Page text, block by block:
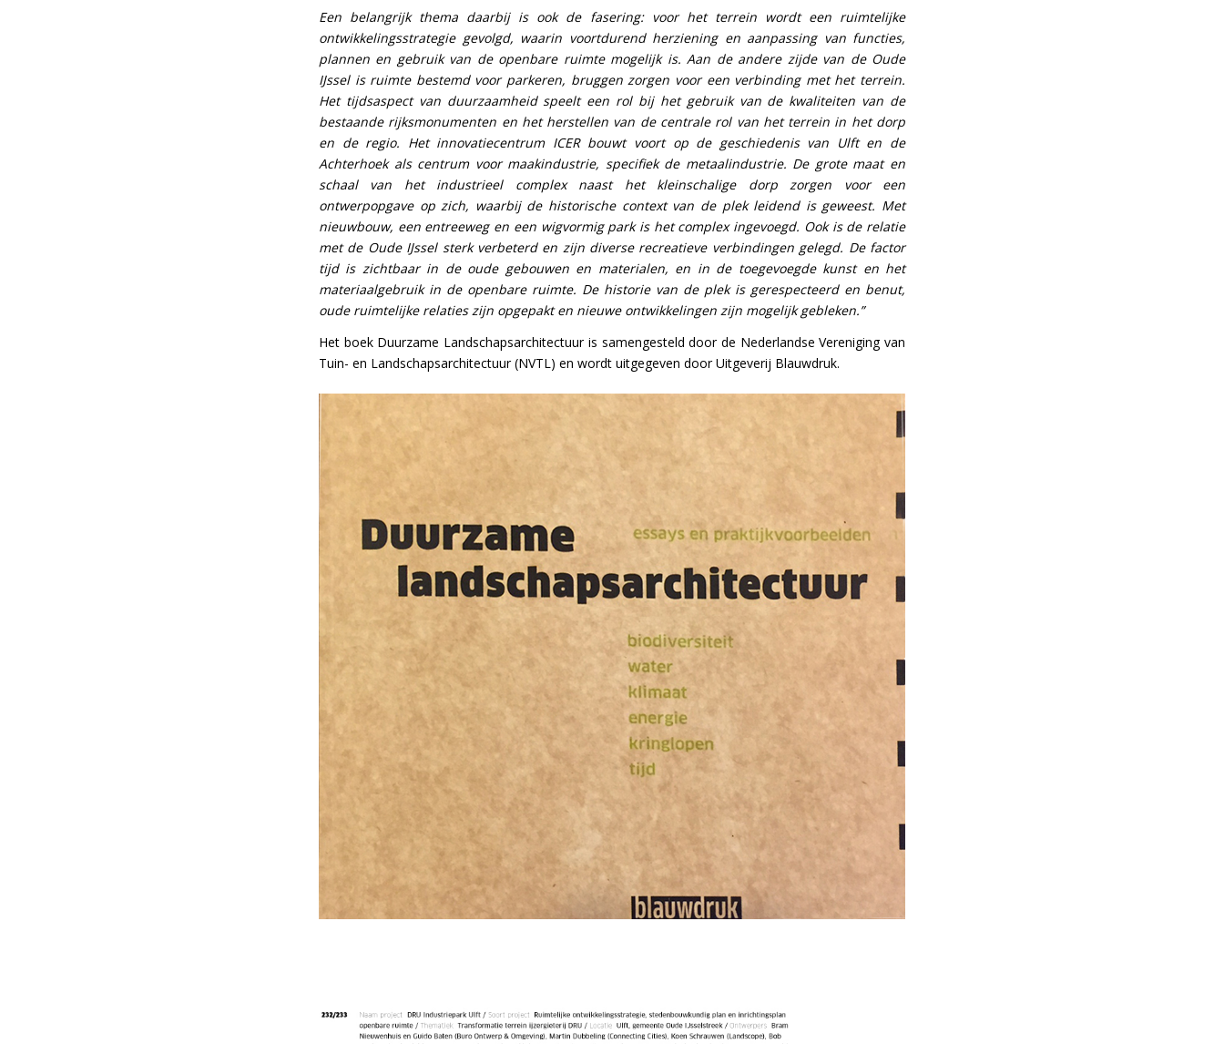
Een belangrijk thema daarbij is ook de fasering: voor het terrein wordt een ruimtelijke
ontwikkelingsstrategie gevolgd, waarin voortdurend herziening en aanpassing van functies,
plannen en gebruik van de openbare ruimte mogelijk is. Aan de andere zijde van de Oude
IJssel is ruimte bestemd voor parkeren, bruggen zorgen voor een verbinding met het terrein.
Het tijdsaspect van duurzaamheid speelt een rol bij het gebruik van de kwaliteiten van de
bestaande rijksmonumenten en het herstellen van de centrale rol van het terrein in het dorp
en de regio. Het innovatiecentrum ICER bouwt voort op de geschiedenis van Ulft en de
Achterhoek als centrum voor maakindustrie, specifiek de metaalindustrie. De grote maat en
schaal van het industrieel complex naast het kleinschalige dorp zorgen voor een
ontwerpopgave op zich, waarbij de historische context van de plek leidend is geweest. Met
nieuwbouw, een entreeweg en een wigvormig park is het complex ingevoegd. Ook is de relatie
met de Oude IJssel sterk verbeterd en zijn diverse recreatieve verbindingen gelegd. De factor
tijd is zichtbaar in de oude gebouwen en materialen, en in de toegevoegde kunst en het
materiaalgebruik in de openbare ruimte. De historie van de plek is gerespecteerd en benut,
oude ruimtelijke relaties zijn opgepakt en nieuwe ontwikkelingen zijn mogelijk gebleken.”
Het boek Duurzame Landschapsarchitectuur is samengesteld door de Nederlandse Vereniging van
Tuin- en Landschapsarchitectuur (NVTL) en wordt uitgegeven door Uitgeverij Blauwdruk.